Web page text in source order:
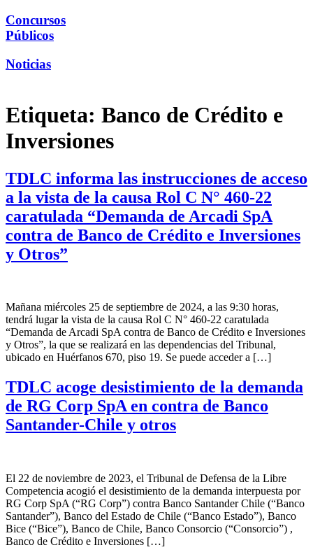
Concursos
Públicos
Noticias
Etiqueta: Banco de Crédito e
Inversiones
TDLC informa las instrucciones de acceso
a la vista de la causa Rol C N° 460-22
caratulada “Demanda de Arcadi SpA
contra de Banco de Crédito e Inversiones
y Otros”
Mañana miércoles 25 de septiembre de 2024, a las 9:30 horas,
tendrá lugar la vista de la causa Rol C N° 460-22 caratulada
“Demanda de Arcadi SpA contra de Banco de Crédito e Inversiones
y Otros”, la que se realizará en las dependencias del Tribunal,
ubicado en Huérfanos 670, piso 19. Se puede acceder a […]
TDLC acoge desistimiento de la demanda
de RG Corp SpA en contra de Banco
Santander-Chile y otros
El 22 de noviembre de 2023, el Tribunal de Defensa de la Libre
Competencia acogió el desistimiento de la demanda interpuesta por
RG Corp SpA (“RG Corp”) contra Banco Santander Chile (“Banco
Santander”), Banco del Estado de Chile (“Banco Estado”), Banco
Bice (“Bice”), Banco de Chile, Banco Consorcio (“Consorcio”) ,
Banco de Crédito e Inversiones […]